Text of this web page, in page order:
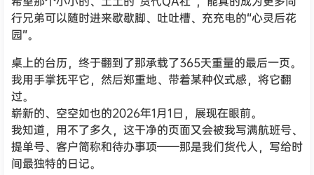
行兄弟可以随时进来歇歇脚、吐吐槽、充充电的“心灵后花
园”。
桌上的台历，终于翻到了那承载了365天重量的最后一页。
我用手掌抚平它，然后郑重地、带着某种仪式感，将它翻
过。
崭新的、空空如也的2026年1月1日，展现在眼前。
我知道，用不了多久，这干净的页面又会被我写满航班号、
提单号、客户简称和待办事项——那是我们货代人，写给时
间最独特的日记。